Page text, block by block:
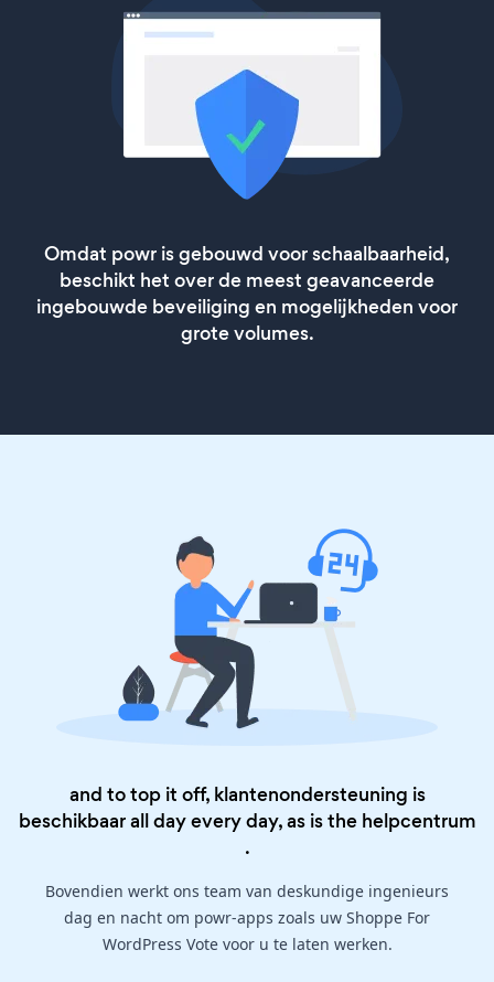
Omdat powr is gebouwd voor schaalbaarheid,
beschikt het over de meest geavanceerde
ingebouwde beveiliging en mogelijkheden voor
grote volumes.
and to top it off, klantenondersteuning is
beschikbaar all day every day, as is the helpcentrum
.
Bovendien werkt ons team van deskundige ingenieurs
dag en nacht om powr-apps zoals uw Shoppe For
WordPress Vote voor u te laten werken.